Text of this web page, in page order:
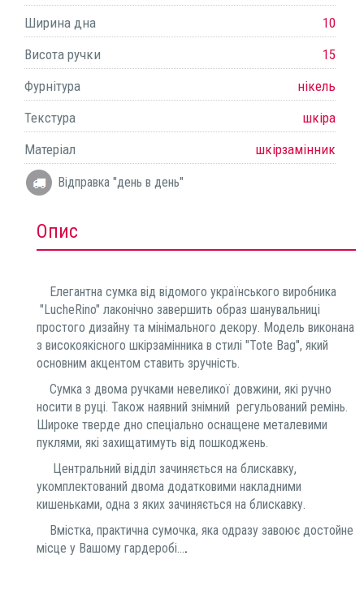
Ширина дна
10
Висота ручки
15
Фурнітура
нікель
Текстура
шкіра
Матеріал
шкірзамінник
Відправка "день в день"
Опис
Елегантна сумка від відомого українського виробника
"LucheRino" лаконічно завершить образ шанувальниці
простого дизайну та мінімального декору. Модель виконана
з високоякісного шкірзамінника в стилі "Tote Bag", який
основним акцентом ставить зручність.
Сумка з двома ручками невеликої довжини, які ручно
носити в руці. Також наявний знімний регульований ремінь.
Широке тверде дно спеціально оснащене металевими
пуклями, які захищатимуть від пошкоджень.
Центральний відділ зачиняється на блискавку,
укомплектований двома додатковими накладними
кишеньками, одна з яких зачиняється на блискавку.
Вмістка, практична сумочка, яка одразу завоює достойне
місце у Вашому гардеробі... .